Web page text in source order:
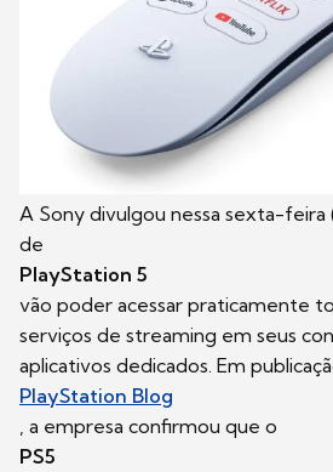
A Sony divulgou nessa sexta-feira
de
PlayStation 5
vão poder acessar praticamente
serviços de streaming em seus
aplicativos dedicados. Em
PlayStation Blog
, a empresa confirmou que o
PS5